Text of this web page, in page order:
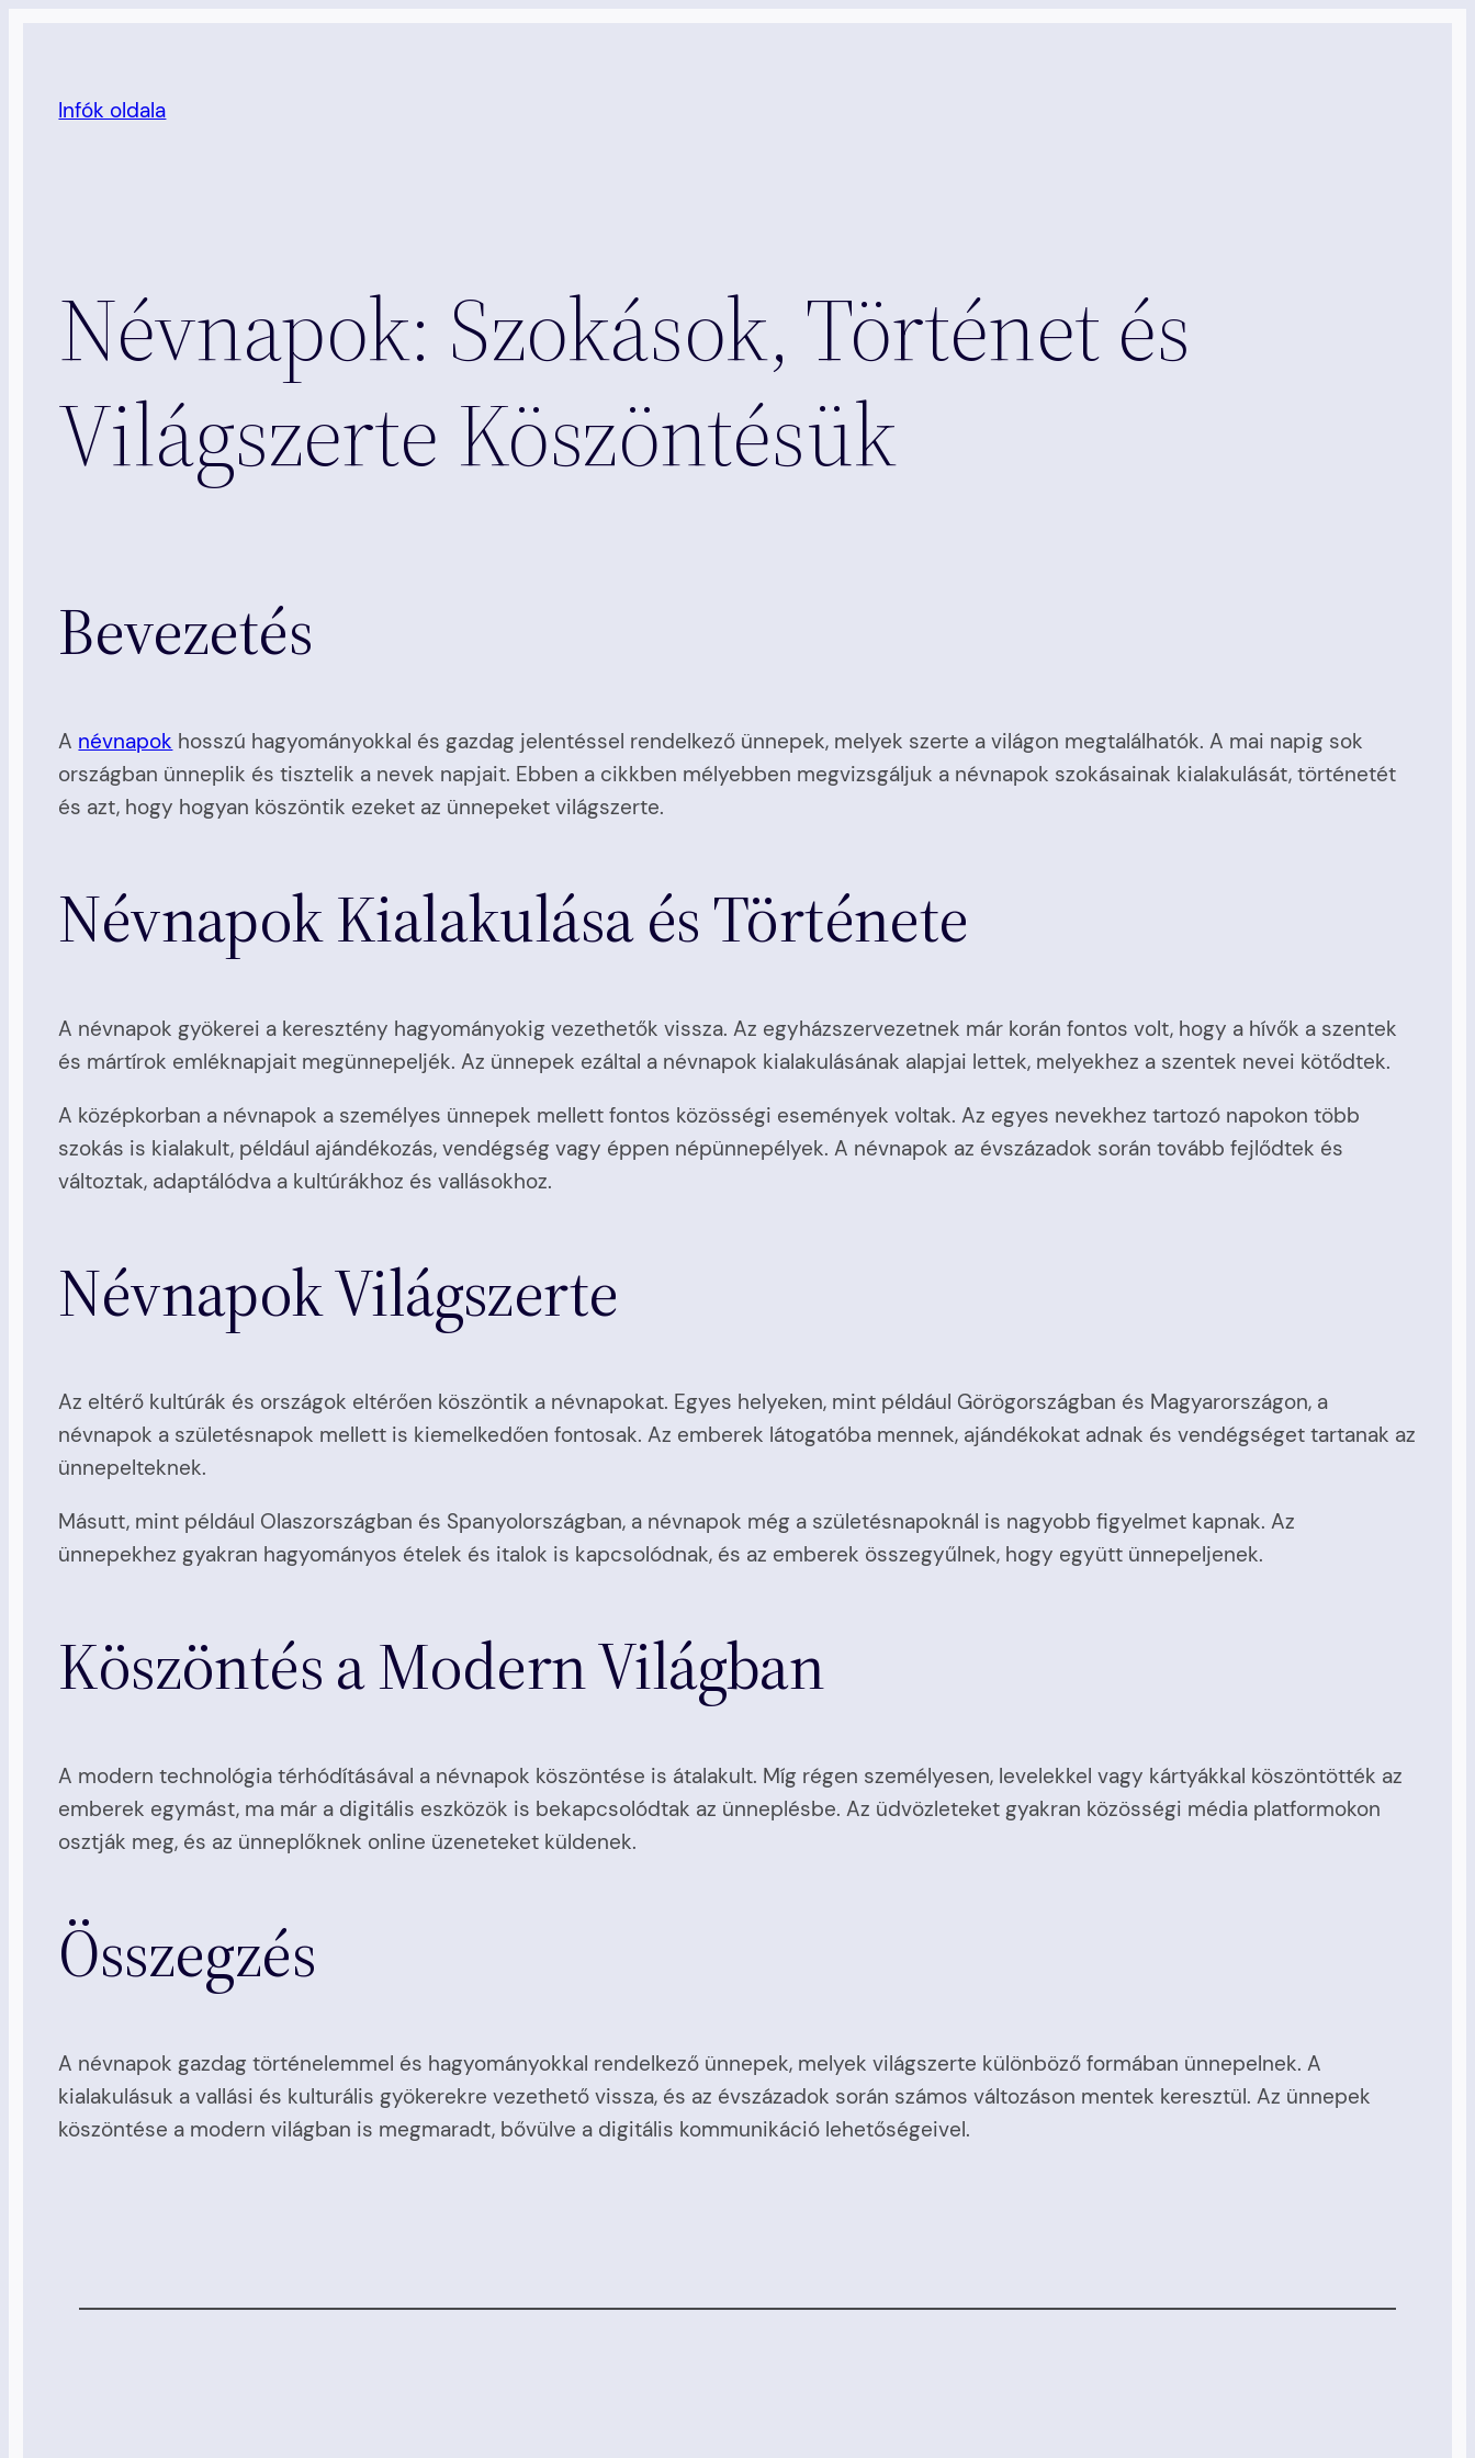
tartalomhoz
Infók oldala
Névnapok: Szokások, Történet és
Világszerte Köszöntésük
Bevezetés
A névnapok hosszú hagyományokkal és gazdag jelentéssel rendelkező ünnepek, melyek szerte a világon megtalálhatók. A mai napig sok
országban ünneplik és tisztelik a nevek napjait. Ebben a cikkben mélyebben megvizsgáljuk a névnapok szokásainak kialakulását, történetét
és azt, hogy hogyan köszöntik ezeket az ünnepeket világszerte.
Névnapok Kialakulása és Története
A névnapok gyökerei a keresztény hagyományokig vezethetők vissza. Az egyházszervezetnek már korán fontos volt, hogy a hívők a szentek
és mártírok emléknapjait megünnepeljék. Az ünnepek ezáltal a névnapok kialakulásának alapjai lettek, melyekhez a szentek nevei kötődtek.
A középkorban a névnapok a személyes ünnepek mellett fontos közösségi események voltak. Az egyes nevekhez tartozó napokon több
szokás is kialakult, például ajándékozás, vendégség vagy éppen népünnepélyek. A névnapok az évszázadok során tovább fejlődtek és
változtak, adaptálódva a kultúrákhoz és vallásokhoz.
Névnapok Világszerte
Az eltérő kultúrák és országok eltérően köszöntik a névnapokat. Egyes helyeken, mint például Görögországban és Magyarországon, a
névnapok a születésnapok mellett is kiemelkedően fontosak. Az emberek látogatóba mennek, ajándékokat adnak és vendégséget tartanak az
ünnepelteknek.
Másutt, mint például Olaszországban és Spanyolországban, a névnapok még a születésnapoknál is nagyobb figyelmet kapnak. Az
ünnepekhez gyakran hagyományos ételek és italok is kapcsolódnak, és az emberek összegyűlnek, hogy együtt ünnepeljenek.
Köszöntés a Modern Világban
A modern technológia térhódításával a névnapok köszöntése is átalakult. Míg régen személyesen, levelekkel vagy kártyákkal köszöntötték az
emberek egymást, ma már a digitális eszközök is bekapcsolódtak az ünneplésbe. Az üdvözleteket gyakran közösségi média platformokon
osztják meg, és az ünneplőknek online üzeneteket küldenek.
Összegzés
A névnapok gazdag történelemmel és hagyományokkal rendelkező ünnepek, melyek világszerte különböző formában ünnepelnek. A
kialakulásuk a vallási és kulturális gyökerekre vezethető vissza, és az évszázadok során számos változáson mentek keresztül. Az ünnepek
köszöntése a modern világban is megmaradt, bővülve a digitális kommunikáció lehetőségeivel.